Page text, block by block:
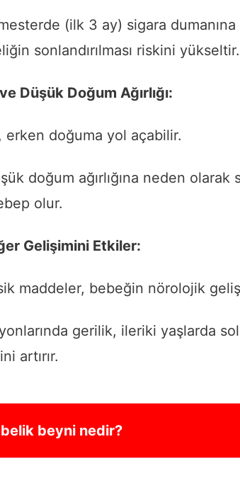
(ilk 3 ay) sigara
sonlandırılması riskini yükseltir.
Düşük Doğum Ağırlığı:
erken doğuma yol açabilir.
doğum ağırlığına neden olarak
olur.
Gelişimini Etkiler:
maddeler, bebeğin nörolojik
gerilik, ileriki yaşlarda
artırır.
beyni nedir?